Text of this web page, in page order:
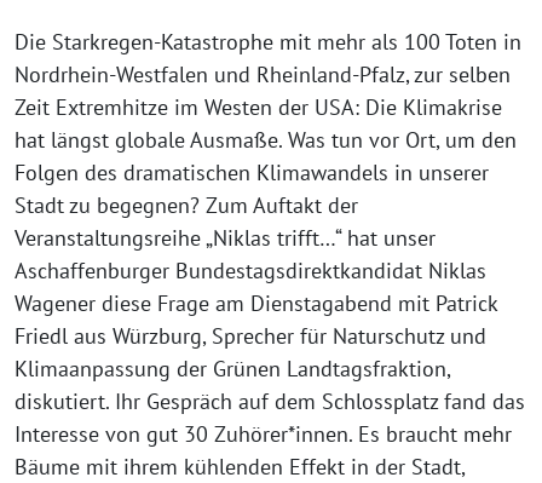
Die Starkregen-Katastrophe mit mehr als 100 Toten in
Nordrhein-Westfalen und Rheinland-Pfalz, zur selben
Zeit Extremhitze im Westen der USA: Die Klimakrise
hat längst globale Ausmaße. Was tun vor Ort, um den
Folgen des dramatischen Klimawandels in unserer
Stadt zu begegnen? Zum Auftakt der
Veranstaltungsreihe „Niklas trifft…“ hat unser
Aschaffenburger Bundestagsdirektkandidat Niklas
Wagener diese Frage am Dienstagabend mit Patrick
Friedl aus Würzburg, Sprecher für Naturschutz und
Klimaanpassung der Grünen Landtagsfraktion,
diskutiert. Ihr Gespräch auf dem Schlossplatz fand das
Interesse von gut 30 Zuhörer*innen. Es braucht mehr
Bäume mit ihrem kühlenden Effekt in der Stadt,